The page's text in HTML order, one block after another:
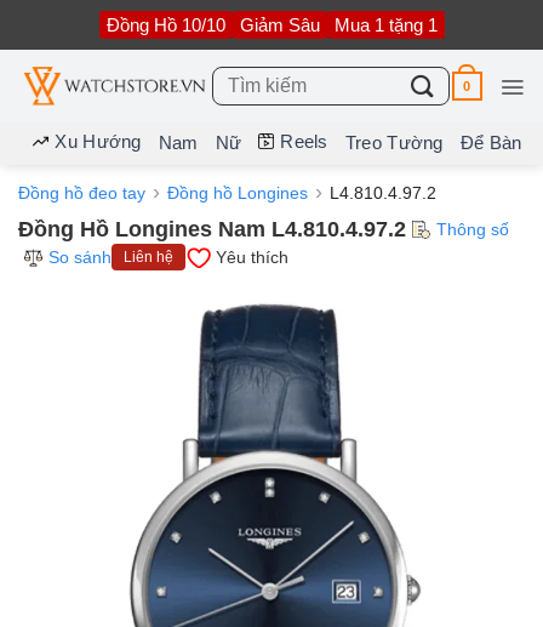
nội
dung
Đồng Hồ 10/10 Giảm Sâu Mua 1 tặng 1
Tìm
kiếm:
0
Xu Hướng Nam Nữ Reels Treo Tường Để Bàn
Đồng hồ đeo tay Đồng hồ Longines L4.810.4.97.2
Đồng Hồ Longines Nam L4.810.4.97.2
Thông số
So sánh
Liên hệ Yêu thích